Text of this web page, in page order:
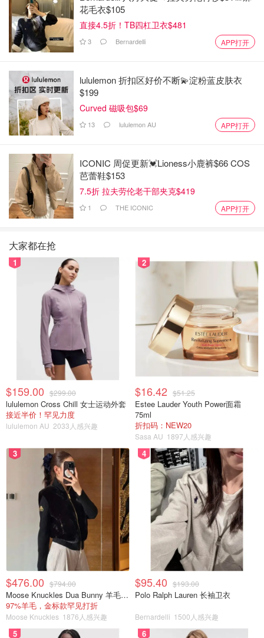
花毛衣$105
直接4.5折！TB四杠卫衣$481
3 Bernardelli APP打开
lululemon 折扣区好价不断💫淀粉蓝皮肤衣
$199
Curved 磁吸包$69
13 lululemon AU APP打开
ICONIC 周促更新💓Lioness小鹿裤$66 COS
芭蕾鞋$153
7.5折 拉夫劳伦老干部夹克$419
1 THE ICONIC APP打开
大家都在抢
1
$159.00 $299.00
lululemon Cross Chill 女士运动外套
接近半价！罕见力度
lululemon AU 2033人感兴趣
2
$16.42 $51.25
Estee Lauder Youth Power面霜
75ml
折扣码：NEW20
Sasa AU 1897人感兴趣
3
$476.00 $794.00
Moose Knuckles Dua Bunny 羊毛混纺针织夹克
97%羊毛，金标款罕见打折
Moose Knuckles 1876人感兴趣
4
$95.40 $193.00
Polo Ralph Lauren 长袖卫衣
Bernardelli 1500人感兴趣
5 6